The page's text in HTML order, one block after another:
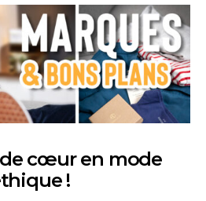
cœur en mode
!